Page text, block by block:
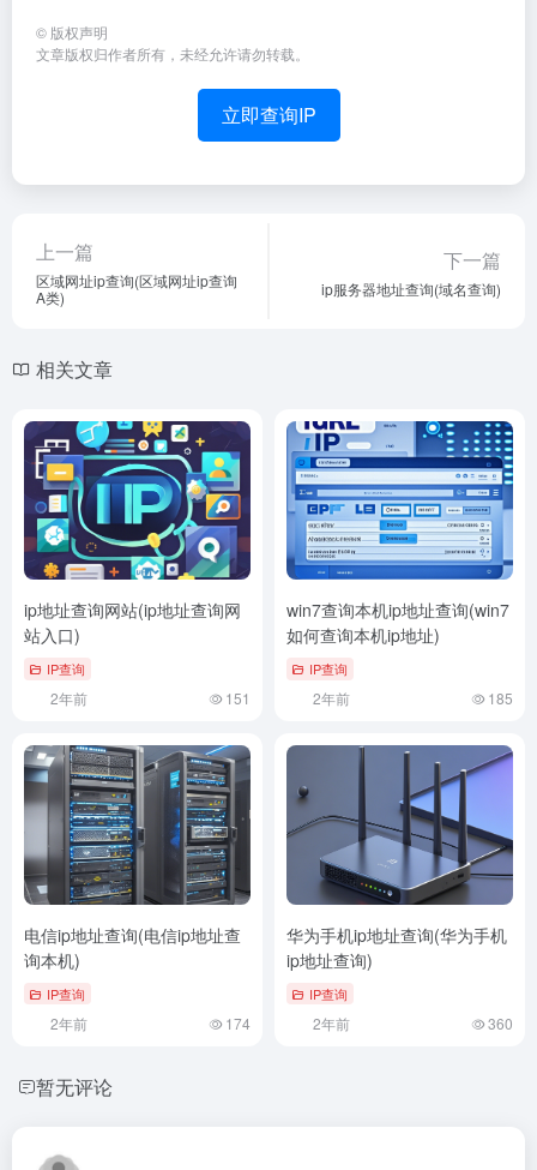
© 版权声明
文章版权归作者所有，未经允许请勿转载。
立即查询IP
上一篇
区域网址ip查询(区域网址ip查询
A类)
下一篇
ip服务器地址查询(域名查询)
相关文章
ip地址查询网站(ip地址查询网
站入口)
IP查询
2年前 151
win7查询本机ip地址查询(win7
如何查询本机ip地址)
IP查询
2年前 185
电信ip地址查询(电信ip地址查
询本机)
IP查询
2年前 174
华为手机ip地址查询(华为手机
ip地址查询)
IP查询
2年前 360
暂无评论